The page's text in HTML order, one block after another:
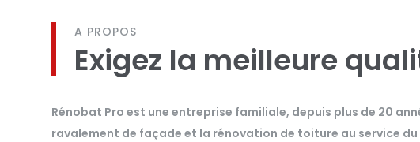
A PROPOS
Exigez la meilleure
Rénobat Pro est une entreprise familiale, depuis plus de 20
ravalement de façade et la rénovation de toiture au service